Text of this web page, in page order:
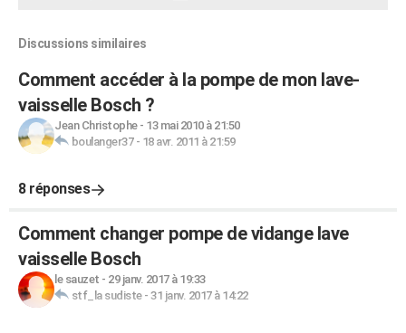
Discussions similaires
Comment accéder à la pompe de mon lave-
vaisselle Bosch ?
Jean Christophe- 13 mai 2010 à 21:50
boulanger37- 18 avr. 2011 à 21:59
8 réponses
Comment changer pompe de vidange lave
vaisselle Bosch
le sauzet - 29 janv. 2017 à 19:33
stf_la sudiste- 31 janv. 2017 à 14:22